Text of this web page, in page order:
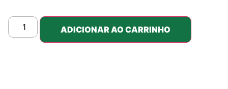
ADICIONAR AO CARRINHO